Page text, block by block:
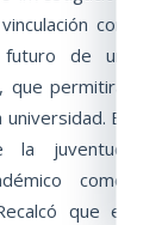
con
de un
permitirá
El
la juventud
como
que el